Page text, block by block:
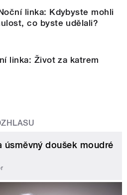
linka: Kdybyste mohli
co byste udělali?
linka: Život za katrem
úsměvný doušek moudré